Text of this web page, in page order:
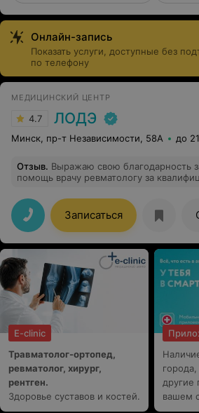
Онлайн-запись
Показать услуги, доступные без
по телефону
МЕДИЦИНСКИЙ ЦЕНТР
4.7 ЛОДЭ
Минск, пр-т Независимости, 58А до
Отзыв. Выражаю свою благодарность
помощь врачу ревматологу за
проводившим рентген и узи
спасибо девочкам на ресепшене.
Записаться
E-clinic
Травматолог-ортопед,
ревматолог, хирург,
рентген.
Здоровье суставов и костей.
другие
вашем